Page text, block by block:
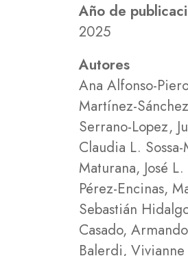
Año de
2025
Autores
Ana Alfonso-
Martínez-
Serrano-Lopez,
Claudia L.
Maturana, José
Pérez-Encinas,
Sebastián
Casado,
Balerdi,